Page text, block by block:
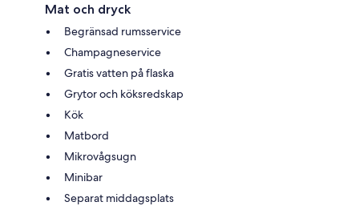
Mat och dryck
Begränsad rumsservice
Champagneservice
Gratis vatten på flaska
Grytor och köksredskap
Kök
Matbord
Mikrovågsugn
Minibar
Separat middagsplats